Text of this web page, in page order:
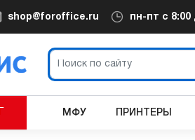
shop@foroffice.ru пн-пт с 8:00
МФУ ПРИНТЕРЫ